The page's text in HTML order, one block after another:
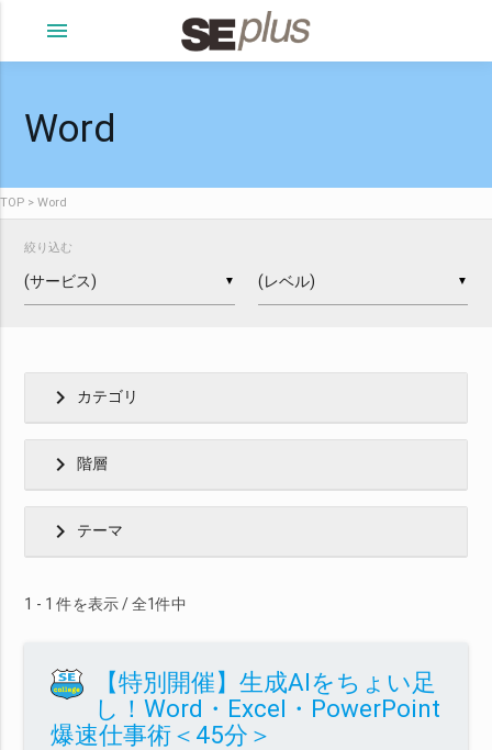
menu
Word
TOP Word
絞り込む
▼ ▼
chevron_right カテゴリ
chevron_right 階層
chevron_right テーマ
1 - 1 件を表示 / 全1件中
【特別開催】生成AIをちょい足
し！Word・Excel・PowerPoint
爆速仕事術＜45分＞